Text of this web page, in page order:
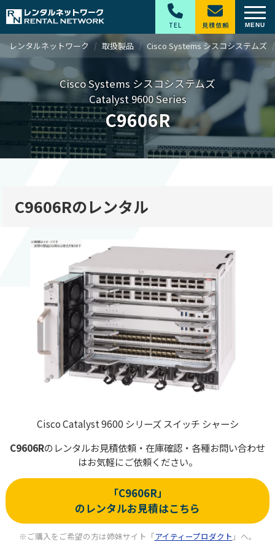
レンタルネットワーク 取扱製品 Cisco Systems シスコシステムズ
Cisco Systems シスコシステムズ
Catalyst 9600 Series
C9606R
C9606Rのレンタル
Cisco Catalyst 9600 シリーズ スイッチ シャーシ
C9606Rのレンタルお見積依頼・在庫確認・各種お問い合わせ
はお気軽にご依頼ください。
「C9606R」
のレンタルお見積はこちら
※ご購入をご希望の方は姉妹サイト「アイティープロダクト 」へ。
TEL 見積依頼